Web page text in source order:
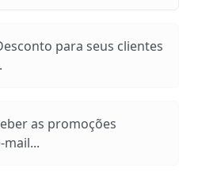
para seus clientes
as promoções
mail...